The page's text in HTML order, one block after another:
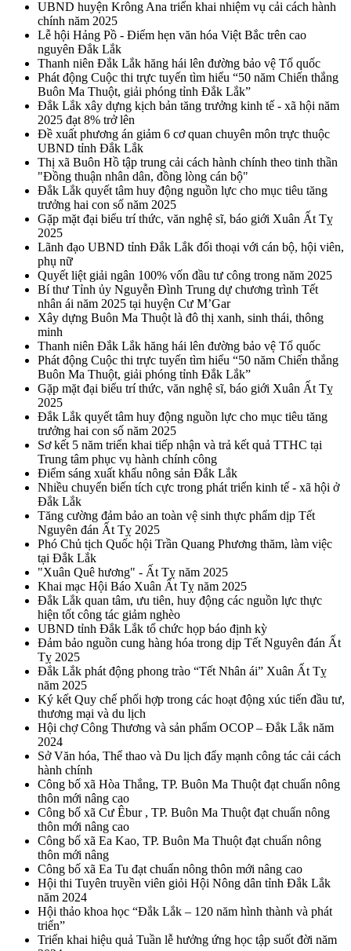
UBND huyện Krông Ana triển khai nhiệm vụ cải cách hành
chính năm 2025
Lễ hội Hảng Pồ - Điểm hẹn văn hóa Việt Bắc trên cao
nguyên Đắk Lắk
Thanh niên Đắk Lắk hăng hái lên đường bảo vệ Tổ quốc
Phát động Cuộc thi trực tuyến tìm hiểu “50 năm Chiến thắng
Buôn Ma Thuột, giải phóng tỉnh Đắk Lắk”
Đắk Lắk xây dựng kịch bản tăng trưởng kinh tế - xã hội năm
2025 đạt 8% trở lên
Đề xuất phương án giảm 6 cơ quan chuyên môn trực thuộc
UBND tỉnh Đắk Lắk
Thị xã Buôn Hồ tập trung cải cách hành chính theo tinh thần
"Đồng thuận nhân dân, đồng lòng cán bộ"
Đắk Lắk quyết tâm huy động nguồn lực cho mục tiêu tăng
trưởng hai con số năm 2025
Gặp mặt đại biểu trí thức, văn nghệ sĩ, báo giới Xuân Ất Tỵ
2025
Lãnh đạo UBND tỉnh Đắk Lắk đối thoại với cán bộ, hội viên,
phụ nữ
Quyết liệt giải ngân 100% vốn đầu tư công trong năm 2025
Bí thư Tỉnh ủy Nguyễn Đình Trung dự chương trình Tết
nhân ái năm 2025 tại huyện Cư M’Gar
Xây dựng Buôn Ma Thuột là đô thị xanh, sinh thái, thông
minh
Thanh niên Đắk Lắk hăng hái lên đường bảo vệ Tổ quốc
Phát động Cuộc thi trực tuyến tìm hiểu “50 năm Chiến thắng
Buôn Ma Thuột, giải phóng tỉnh Đắk Lắk”
Gặp mặt đại biểu trí thức, văn nghệ sĩ, báo giới Xuân Ất Tỵ
2025
Đắk Lắk quyết tâm huy động nguồn lực cho mục tiêu tăng
trưởng hai con số năm 2025
Sơ kết 5 năm triển khai tiếp nhận và trả kết quả TTHC tại
Trung tâm phục vụ hành chính công
Điểm sáng xuất khẩu nông sản Đắk Lắk
Nhiều chuyển biến tích cực trong phát triển kinh tế - xã hội ở
Đắk Lắk
Tăng cường đảm bảo an toàn vệ sinh thực phẩm dịp Tết
Nguyên đán Ất Tỵ 2025
Phó Chủ tịch Quốc hội Trần Quang Phương thăm, làm việc
tại Đắk Lắk
"Xuân Quê hương" - Ất Tỵ năm 2025
Khai mạc Hội Báo Xuân Ất Tỵ năm 2025
Đắk Lắk quan tâm, ưu tiên, huy động các nguồn lực thực
hiện tốt công tác giảm nghèo
UBND tỉnh Đắk Lắk tổ chức họp báo định kỳ
Đảm bảo nguồn cung hàng hóa trong dịp Tết Nguyên đán Ất
Tỵ 2025
Đắk Lắk phát động phong trào “Tết Nhân ái” Xuân Ất Tỵ
năm 2025
Ký kết Quy chế phối hợp trong các hoạt động xúc tiến đầu tư,
thương mại và du lịch
Hội chợ Công Thương và sản phẩm OCOP – Đắk Lắk năm
2024
Sở Văn hóa, Thể thao và Du lịch đẩy mạnh công tác cải cách
hành chính
Công bố xã Hòa Thắng, TP. Buôn Ma Thuột đạt chuẩn nông
thôn mới nâng cao
Công bố xã Cư Êbur , TP. Buôn Ma Thuột đạt chuẩn nông
thôn mới nâng cao
Công bố xã Ea Kao, TP. Buôn Ma Thuột đạt chuẩn nông
thôn mới nâng
Công bố xã Ea Tu đạt chuẩn nông thôn mới nâng cao
Hội thi Tuyên truyền viên giỏi Hội Nông dân tỉnh Đắk Lắk
năm 2024
Hội thảo khoa học “Đắk Lắk – 120 năm hình thành và phát
triển”
Triển khai hiệu quả Tuần lễ hưởng ứng học tập suốt đời năm